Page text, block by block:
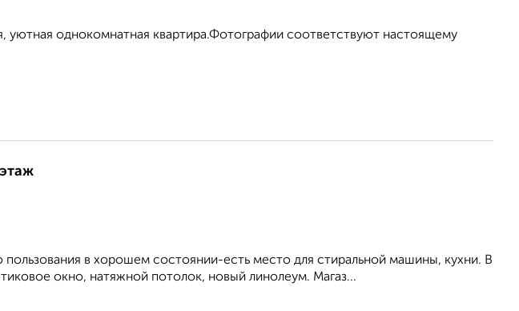
уютная однокомнатная квартира.Фотографии соответствуют настоящему
в хорошем состоянии-есть место для стиральной машины, кухни. В
окно, натяжной потолок, новый линолеум. Магаз...